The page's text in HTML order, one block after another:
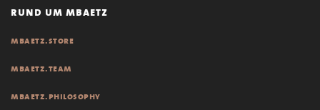
rund um mbaetz
mbaetz.store
mbaetz.team
mbaetz.philosophy